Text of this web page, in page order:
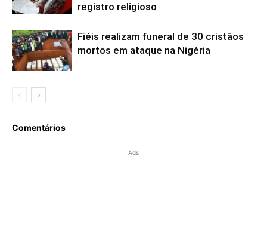
registro religioso
Fiéis realizam funeral de 30 cristãos
mortos em ataque na Nigéria
Comentários
Ads